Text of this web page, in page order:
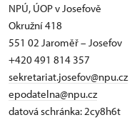
NPÚ, ÚOP v Josefově
Okružní 418
551 02 Jaroměř – Josefov
+420 491 814 357
sekretariat.josefov@npu.cz
epodatelna@npu.cz
datová schránka: 2cy8h6t​